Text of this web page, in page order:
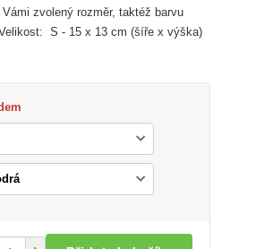
zvolený rozměr, taktéž barvu
S - 15 x 13 cm (šíře x výška)